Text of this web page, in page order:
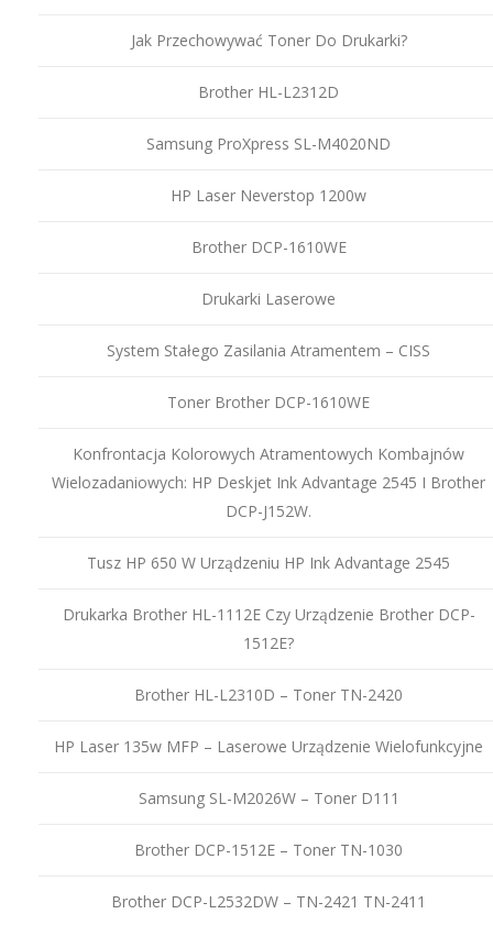
Jak Przechowywać Toner Do Drukarki?
Brother HL-L2312D
Samsung ProXpress SL-M4020ND
HP Laser Neverstop 1200w
Brother DCP-1610WE
Drukarki Laserowe
System Stałego Zasilania Atramentem – CISS
Toner Brother DCP-1610WE
Konfrontacja Kolorowych Atramentowych Kombajnów
Wielozadaniowych: HP Deskjet Ink Advantage 2545 I Brother
DCP-J152W.
Tusz HP 650 W Urządzeniu HP Ink Advantage 2545
Drukarka Brother HL-1112E Czy Urządzenie Brother DCP-
1512E?
Brother HL-L2310D – Toner TN-2420
HP Laser 135w MFP – Laserowe Urządzenie Wielofunkcyjne
Samsung SL-M2026W – Toner D111
Brother DCP-1512E – Toner TN-1030
Brother DCP-L2532DW – TN-2421 TN-2411